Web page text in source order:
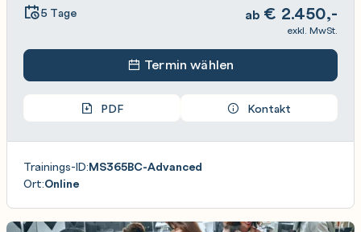
5 Tage ab € 2.450,-
exkl. MwSt.
Termin wählen
PDF Kontakt
Trainings-ID:MS365BC-Advanced
Ort:Online